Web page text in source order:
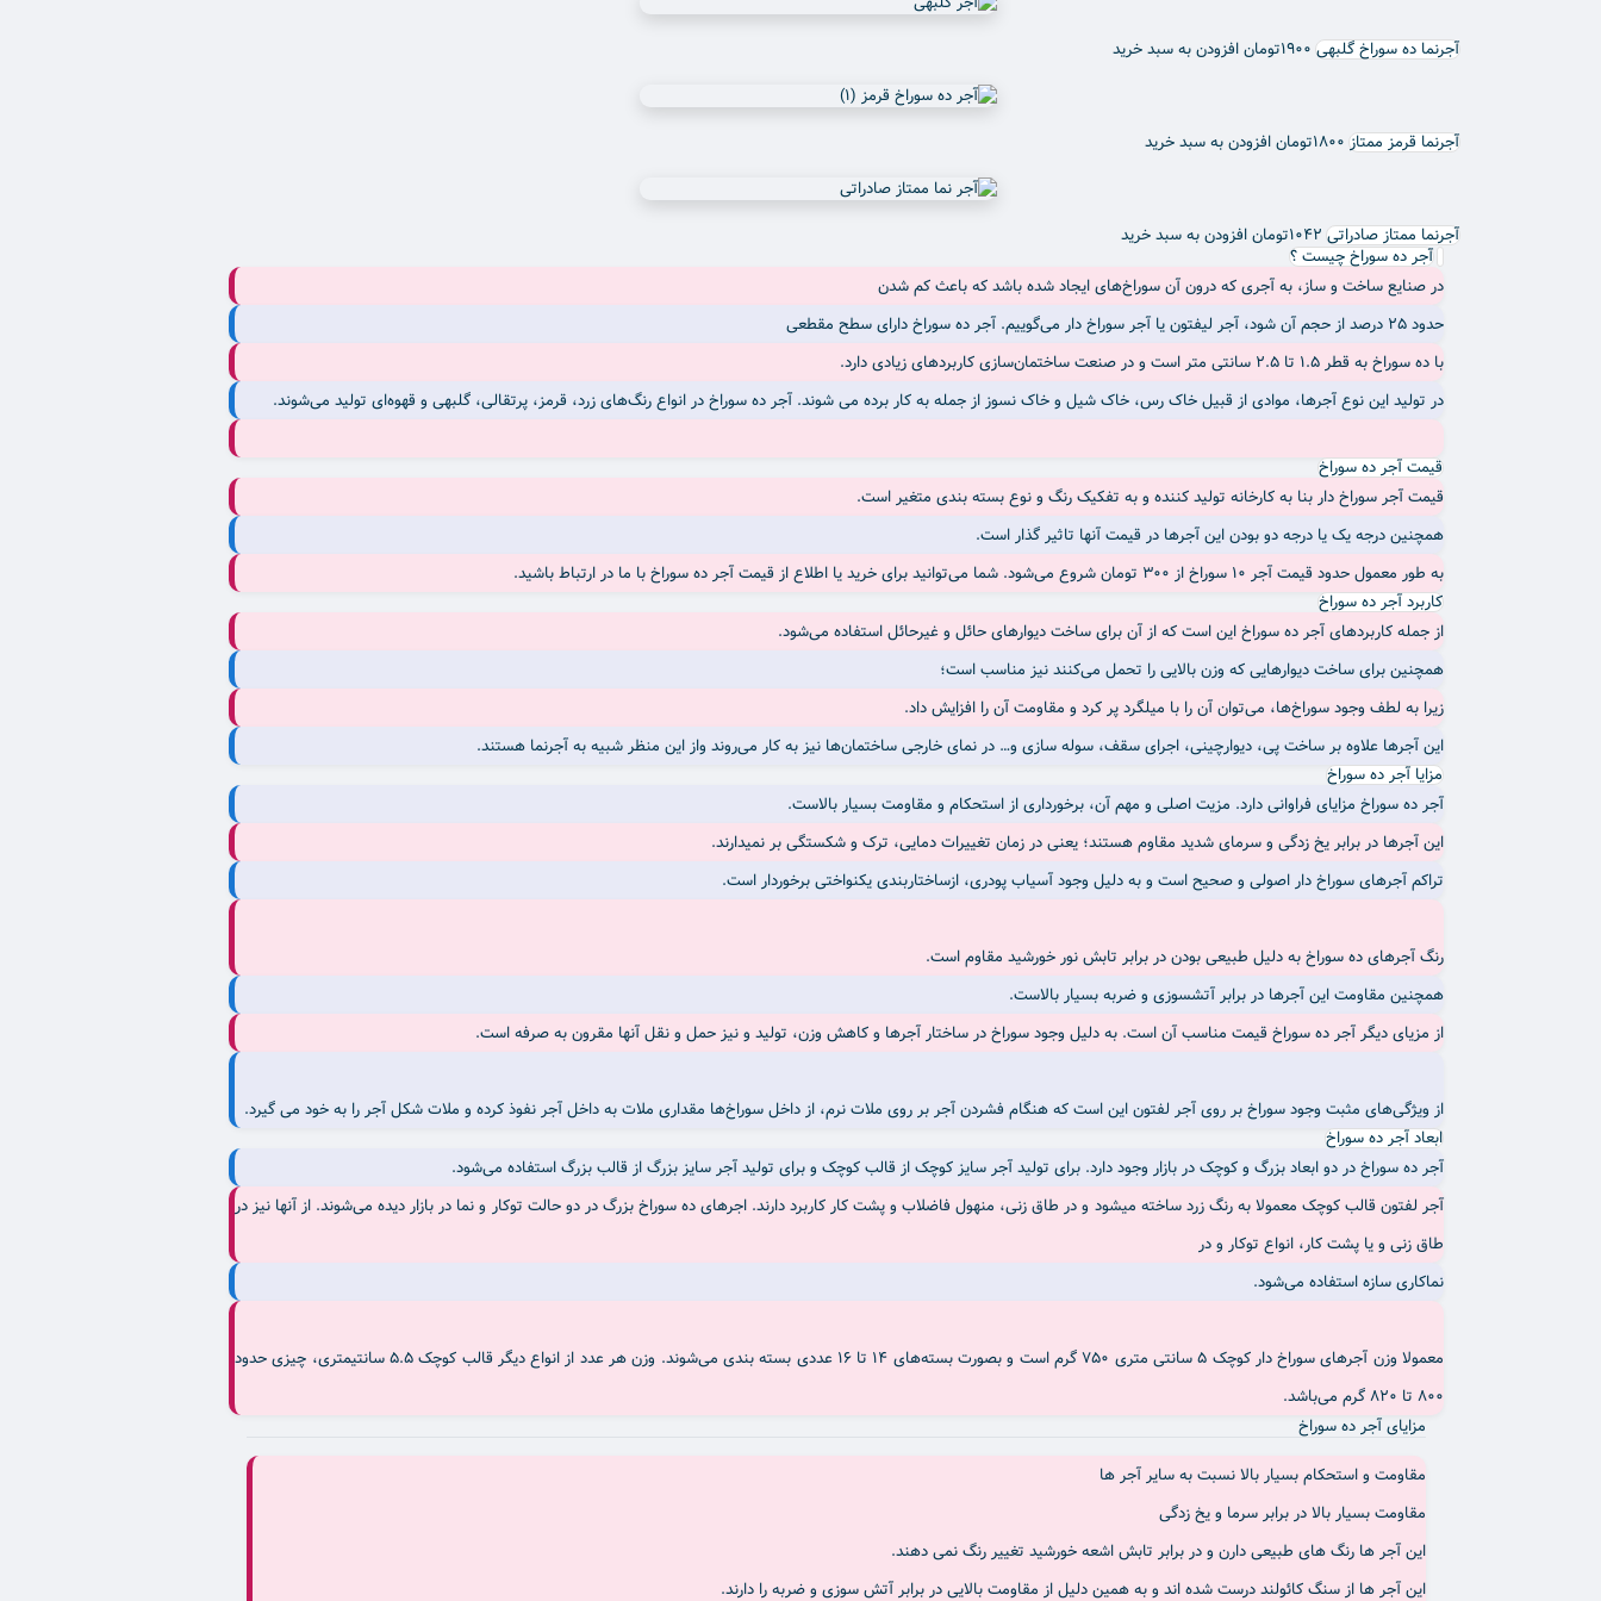
آجرنما ده سوراخ گلبهی ۱۹۰۰تومانافزودن به سبد خرید
آجرنما قرمز ممتاز ۱۸۰۰تومانافزودن به سبد خرید
آجرنما ممتاز صادراتی ۱۰۴۲تومانافزودن به سبد خرید
آجر ده سوراخ چیست ؟
در صنایع ساخت و ساز، به آجری که درون آن سوراخ‌های ایجاد شده باشد که باعث کم شدن
حدود ۲۵ درصد از حجم آن شود، آجر لیفتون یا آجر سوراخ دار می‌گوییم. آجر ده سوراخ دارای سطح مقطعی
با ده سوراخ به قطر ۱.۵ تا ۲.۵ سانتی متر است و در صنعت ساختمان‌سازی کاربردهای زیادی دارد.
در تولید این نوع آجرها، موادی از قبیل خاک رس، خاک شیل و خاک نسوز از جمله به کار برده می شوند. آجر ده سوراخ در انواع رنگ‌های زرد، قرمز، پرتقالی، گلبهی و قهوه‌ای تولید می‌شوند.
قیمت آجر ده سوراخ
قیمت آجر سوراخ دار بنا به کارخانه تولید کننده و به تفکیک رنگ و نوع بسته بندی متغیر است.
همچنین درجه یک یا درجه دو بودن این آجرها در قیمت آنها تاثیر گذار است.
به طور معمول حدود قیمت آجر 10 سوراخ از 300 تومان شروع می‌شود. شما می‌توانید برای خرید یا اطلاع از قیمت آجر ده سوراخ با ما در ارتباط باشید.
کاربرد آجر ده سوراخ
از جمله کاربردهای آجر ده سوراخ این است که از آن برای ساخت دیوارهای حائل و غیرحائل استفاده می‌شود.
همچنین برای ساخت دیوارهایی که وزن بالایی را تحمل می‌کنند نیز مناسب است؛
زیرا به لطف وجود سوراخ‌ها، می‌توان آن را با میلگرد پر کرد و مقاومت آن را افزایش داد.
این آجرها علاوه بر ساخت پی، دیوارچینی، اجرای سقف، سوله سازی و… در نمای خارجی ساختمان‌ها نیز به کار می‌روند واز این منظر شبیه به آجرنما هستند.
مزایا آجر ده سوراخ
آجر ده سوراخ مزایای فراوانی دارد. مزیت اصلی و مهم آن، برخورداری از استحکام و مقاومت بسیار بالاست.
این آجرها در برابر یخ‌ زدگی و سرمای شدید مقاوم هستند؛ یعنی در زمان تغییرات دمایی، ترک و شکستگی بر نمیدارند.
تراکم آجرهای سوراخ‌ دار اصولی و صحیح است و به دلیل وجود آسیاب پودری، ازساختاربندی یکنواختی برخوردار است.
رنگ آجرهای ده سوراخ به دلیل طبیعی بودن در برابر تابش نور خورشید مقاوم است.
همچنین مقاومت این آجرها در برابر آتشسوزی و ضربه بسیار بالاست.
از مزیای دیگر آجر ده سوراخ قیمت مناسب آن است. به دلیل وجود سوراخ در ساختار آجرها و کاهش وزن، تولید و نیز حمل‌ و نقل آنها مقرون به ‌صرفه است.
از ویژگی‌های مثبت وجود سوراخ بر روی آجر لفتون این است که هنگام فشردن آجر بر روی ملات نرم، از داخل سوراخ‌ها مقداری ملات به داخل آجر نفوذ کرده و ملات شکل آجر را به خود می گیرد.
ابعاد آجر ده سوراخ
آجر ده سوراخ در دو ابعاد بزرگ و کوچک در بازار وجود دارد. برای تولید آجر سایز کوچک از قالب کوچک و برای تولید آجر سایز بزرگ از قالب بزرگ استفاده می‌شود.
آجر لفتون قالب کوچک معمولا به رنگ زرد ساخته میشود و در طاق زنی، منهول فاضلاب و پشت کار کاربرد دارند. اجرهای ده سوراخ بزرگ در دو حالت توکار و نما در بازار دیده می‌شوند. از آنها نیز در
طاق زنی و یا پشت کار، انواع توکار و در
نماکاری سازه استفاده می‌شود.
معمولا وزن آجرهای سوراخ ‌دار کوچک 5 سانتی متری 750 گرم است و بصورت بسته‌های 14 تا 16 عددی بسته بندی می‌شوند. وزن هر عدد از انواع دیگر قالب کوچک 5.5 سانتیمتری، چیزی حدود
800 تا 820 گرم می‌باشد.
مزایای آجر ده سوراخ
مقاومت و استحکام بسیار بالا نسبت به سایر آجر ها
مقاومت بسیار بالا در برابر سرما و یخ زدگی
این آجر ها رنگ های طبیعی دارن و در برابر تابش اشعه خورشید تغییر رنگ نمی دهند.
این آجر ها از سنگ کائولند درست شده اند و به همین دلیل از مقاومت بالایی در برابر آتش سوزی و ضربه را دارند.